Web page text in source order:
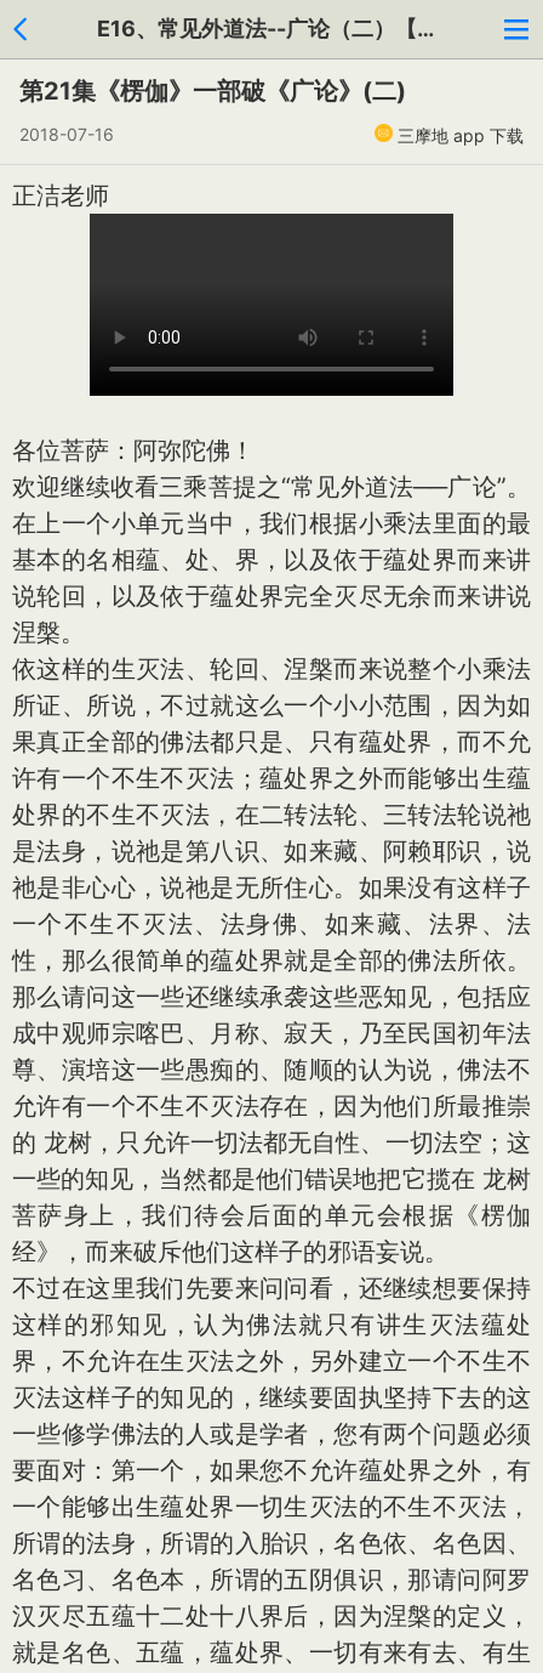
E16、常见外道法--广论（二）【共130集】
第21集《楞伽》一部破《广论》(二)
2018-07-16 三摩地 app 下载
正洁老师
各位菩萨：阿弥陀佛！
欢迎继续收看三乘菩提之“常见外道法──广论”。
在上一个小单元当中，我们根据小乘法里面的最
基本的名相蕴、处、界，以及依于蕴处界而来讲
说轮回，以及依于蕴处界完全灭尽无余而来讲说
涅槃。
依这样的生灭法、轮回、涅槃而来说整个小乘法
所证、所说，不过就这么一个小小范围，因为如
果真正全部的佛法都只是、只有蕴处界，而不允
许有一个不生不灭法；蕴处界之外而能够出生蕴
处界的不生不灭法，在二转法轮、三转法轮说祂
是法身，说祂是第八识、如来藏、阿赖耶识，说
祂是非心心，说祂是无所住心。如果没有这样子
一个不生不灭法、法身佛、如来藏、法界、法
性，那么很简单的蕴处界就是全部的佛法所依。
那么请问这一些还继续承袭这些恶知见，包括应
成中观师宗喀巴、月称、寂天，乃至民国初年法
尊、演培这一些愚痴的、随顺的认为说，佛法不
允许有一个不生不灭法存在，因为他们所最推崇
的 龙树，只允许一切法都无自性、一切法空；这
一些的知见，当然都是他们错误地把它揽在 龙树
菩萨身上，我们待会后面的单元会根据《楞伽
经》，而来破斥他们这样子的邪语妄说。
不过在这里我们先要来问问看，还继续想要保持
这样的邪知见，认为佛法就只有讲生灭法蕴处
界，不允许在生灭法之外，另外建立一个不生不
灭法这样子的知见的，继续要固执坚持下去的这
一些修学佛法的人或是学者，您有两个问题必须
要面对：第一个，如果您不允许蕴处界之外，有
一个能够出生蕴处界一切生灭法的不生不灭法，
所谓的法身，所谓的入胎识，名色依、名色因、
名色习、名色本，所谓的五阴俱识，那请问阿罗
汉灭尽五蕴十二处十八界后，因为涅槃的定义，
就是名色、五蕴，蕴处界、一切有来有去、有生